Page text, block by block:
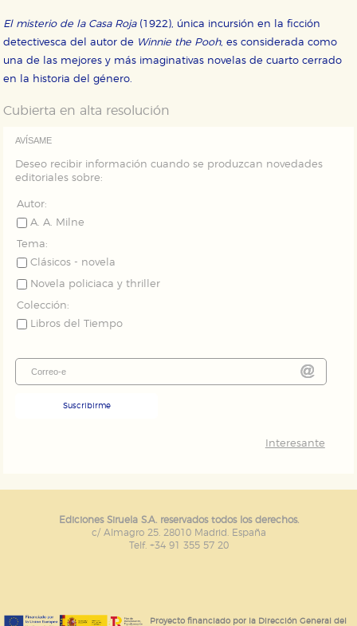
El misterio de la Casa Roja(1922), única incursión en la ficción
detectivesca del autor de Winnie the Pooh, es considerada como
una de las mejores y más imaginativas novelas de cuarto cerrado
en la historia del género.
Cubierta en alta resolución
AVÍSAME
Deseo recibir información cuando se produzcan novedades
editoriales sobre:
Autor:
A. A. Milne
Tema:
Clásicos - novela
Novela policiaca y thriller
Colección:
Libros del Tiempo
Suscribirme
Interesante
Ediciones Siruela S.A. reservados todos los derechos.
c/ Almagro 25. 28010 Madrid. España
Telf. +34 91 355 57 20
Proyecto financiado por la Dirección General del
Cookies de publicidad y redes sociales
publicitarios y se utilizan para mostrar publicidad
relevante para sus intereses en otros sitios. No
almacenan directamente información personal sino
que se basan en la identificación única de su
GUARDAR CONFIGURACIÓN
Puede consultar nuestra